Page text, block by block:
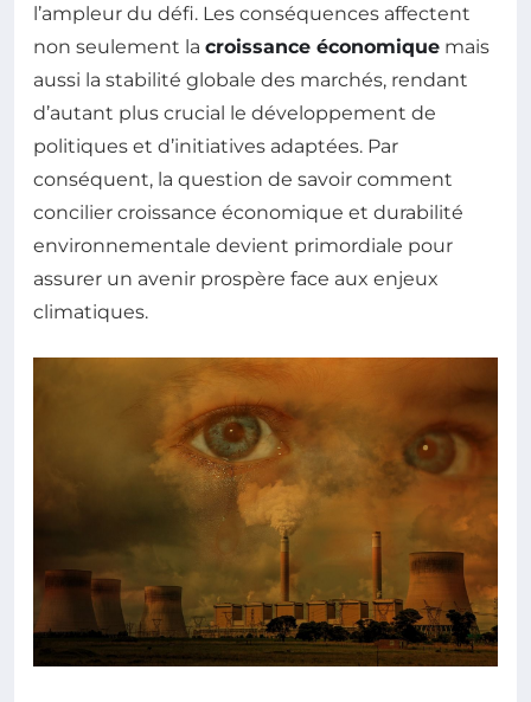
l’ampleur du défi. Les conséquences affectent
non seulement la croissance économique mais
aussi la stabilité globale des marchés, rendant
d’autant plus crucial le développement de
politiques et d’initiatives adaptées. Par
conséquent, la question de savoir comment
concilier croissance économique et durabilité
environnementale devient primordiale pour
assurer un avenir prospère face aux enjeux
climatiques.